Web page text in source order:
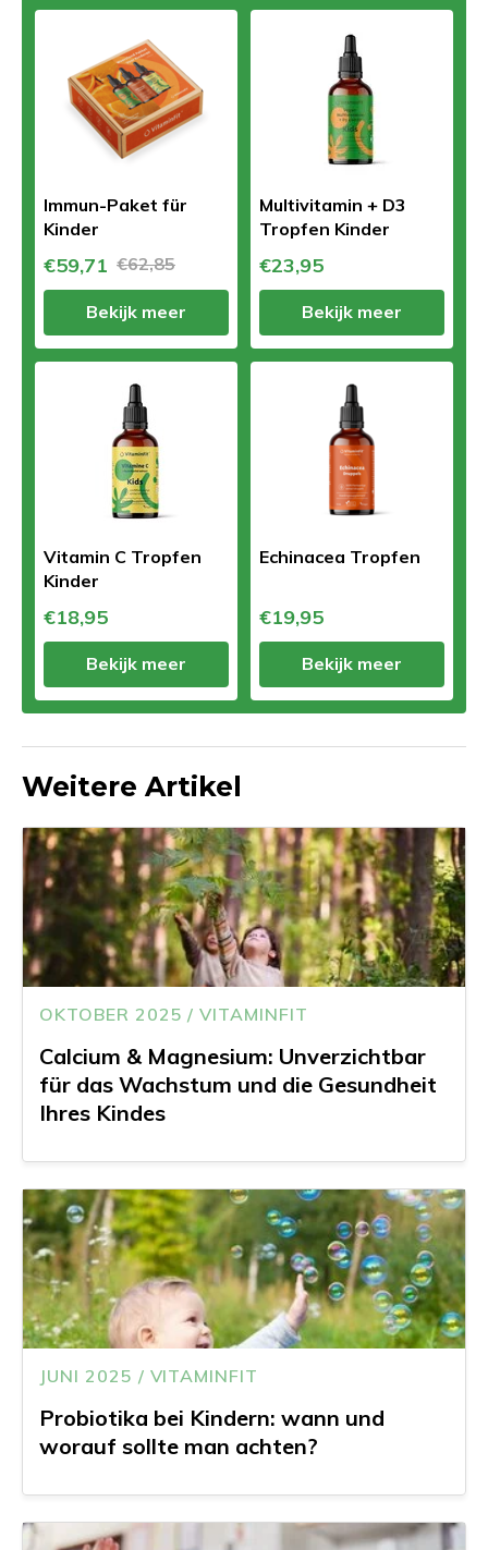
Immun-Paket für
Kinder
€59,71 €62,85
Bekijk meer
Multivitamin + D3
Tropfen Kinder
€23,95
Bekijk meer
Vitamin C Tropfen
Kinder
€18,95
Bekijk meer
Echinacea Tropfen
€19,95
Bekijk meer
Weitere Artikel
OKTOBER 2025 / VITAMINFIT
Calcium & Magnesium: Unverzichtbar
für das Wachstum und die Gesundheit
Ihres Kindes
JUNI 2025 / VITAMINFIT
Probiotika bei Kindern: wann und
worauf sollte man achten?